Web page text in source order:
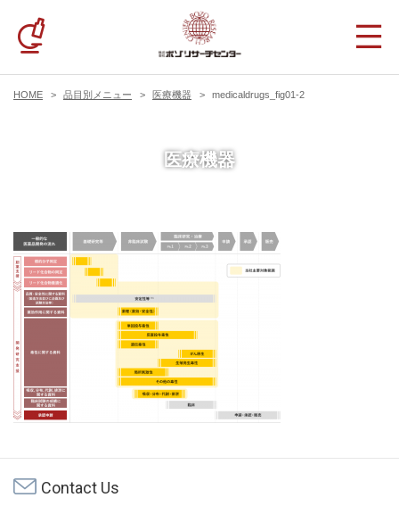
HOME 品目別メニュー 医療機器 medicaldrugs_fig01-2
医療機器
Contact Us